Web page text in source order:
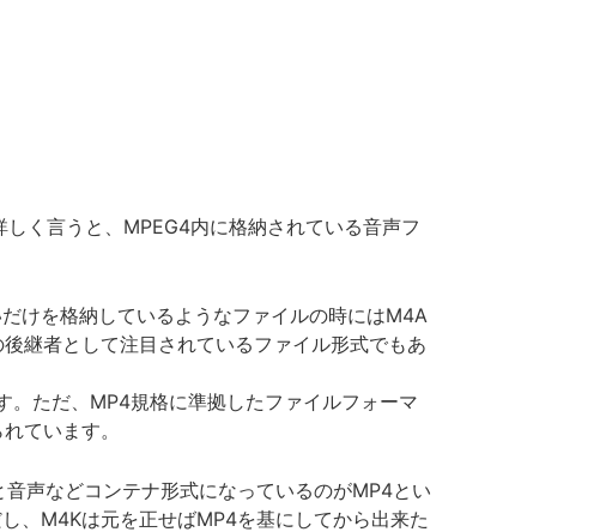
く言うと、MPEG4内に格納されている音声フ
けを格納しているようなファイルの時にはM4A
継者として注目されているファイル形式でもあ
ただ、MP4規格に準拠したファイルフォーマ
ています。
声などコンテナ形式になっているのがMP4とい
、M4Kは元を正せばMP4を基にしてから出来た